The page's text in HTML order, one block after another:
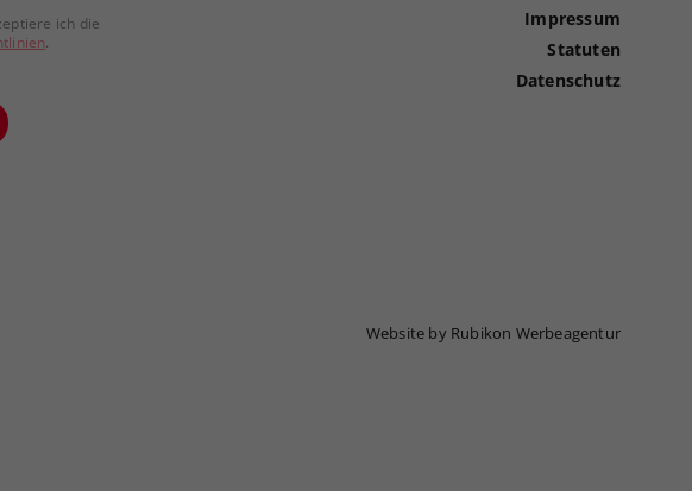
ich die
.
Impressum
Statuten
Datenschutz
Website by Rubikon Werbeagentur